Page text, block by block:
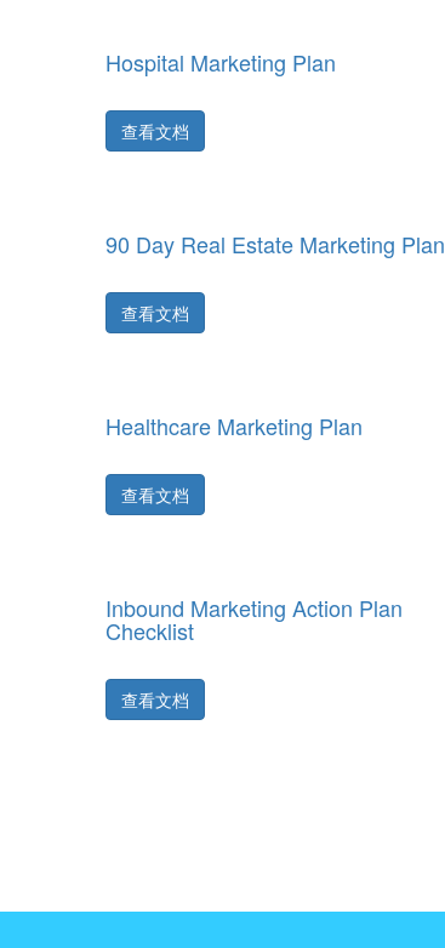
Hospital Marketing Plan
查看文档
90 Day Real Estate Marketing Plan
查看文档
Healthcare Marketing Plan
查看文档
Inbound Marketing Action Plan
Checklist
查看文档